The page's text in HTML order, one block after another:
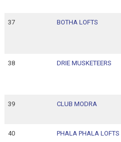
37 BOTHA LOFTS
38 DRIE MUSKETEERS
39 CLUB MODRA
40 PHALA PHALA LOFTS